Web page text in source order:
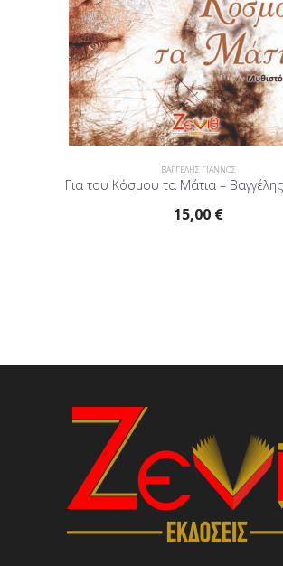
ΒΑΓΓΕΛΗΣ ΓΙΑΝΝΟΣ
Για του Κόσμου τα Μάτια –
15,00 €